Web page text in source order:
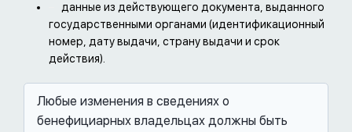
данные из действующего документа, выданного
государственными органами (идентификационный
номер, дату выдачи, страну выдачи и срок
действия).
Любые изменения в сведениях о
бенефициарных владельцах должны быть